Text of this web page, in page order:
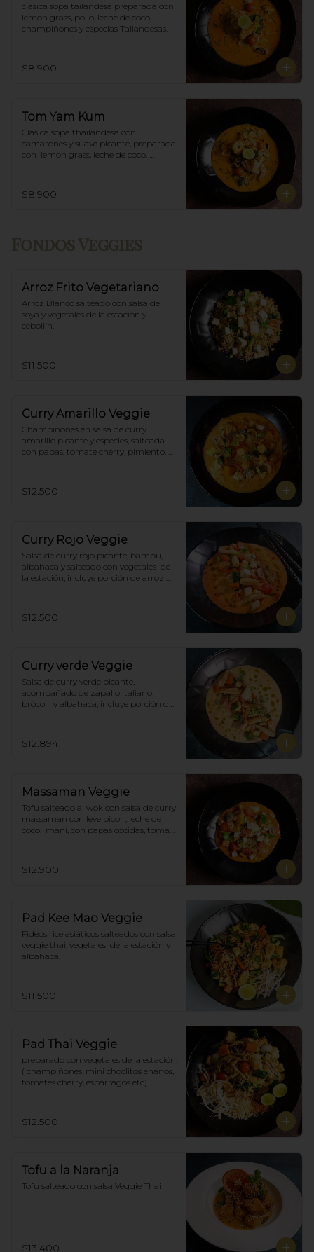
clásica sopa tailandesa preparada con
lemon grass, pollo, leche de coco,
champiñones y especias Tailandesas.
$8.900
Tom Yam Kum
Clásica sopa thailandesa con
camarones y suave picante, preparada
con  lemon grass, leche de coco,
$8.900
Arroz Frito Vegetariano
Arroz Blanco salteado con salsa de
soya y vegetales de la estación y
cebollín.
$11.500
Curry Amarillo Veggie
Champiñones en salsa de curry
amarillo picante y especies, salteada
con papas, tomate cherry, pimiento.
$12.500
Curry Rojo Veggie
Salsa de curry rojo picante, bambú,
albahaca y salteado con vegetales  de
la estación, incluye porción de arroz
$12.500
Curry verde Veggie
Salsa de curry verde picante,
acompañado de zapallo italiano,
brócoli  y albahaca, incluye porción de
$12.894
Massaman Veggie
Tofu salteado al wok con salsa de curry
massaman con leve picor , leche de
coco,  maní, con papas cocidas, tomate
$12.900
Pad Kee Mao Veggie
Fideos rice asiáticos salteados con salsa
veggie thai, vegetales  de la estación y
albahaca.
$11.500
Pad Thai Veggie
preparado con vegetales de la estación,
( champiñones, mini choclitos enanos,
tomates cherry, espárragos etc)
$12.500
Tofu a la Naranja
Tofu salteado con salsa Veggie Thai
$13.400